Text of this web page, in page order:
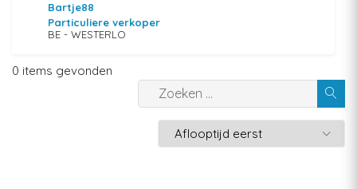
Bartje88
Particuliere verkoper
BE - WESTERLO
0 items gevonden